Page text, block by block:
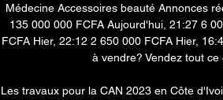
Médecine Accessoires beauté Annonces
135 000 000 FCFA Aujourd'hui, 21:27 6
FCFA Hier, 22:12 2 650 000 FCFA Hier,
à vendre? Vendez tout
Les travaux pour la CAN 2023 en Côte